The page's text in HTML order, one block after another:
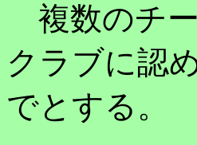
複数のチ
クラブに認
でとする。